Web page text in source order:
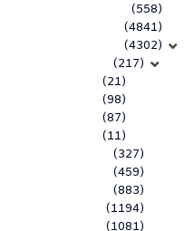
(558)
(4841)
(4302)
(217)
(21)
(98)
(87)
(11)
(327)
(459)
(883)
(1194)
(1081)